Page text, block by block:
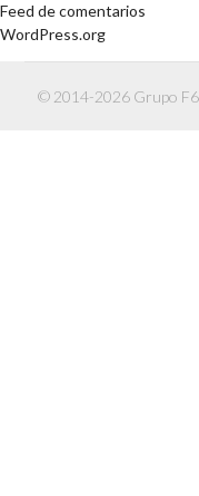
Feed de comentarios
WordPress.org
© 2014-2026 Grupo